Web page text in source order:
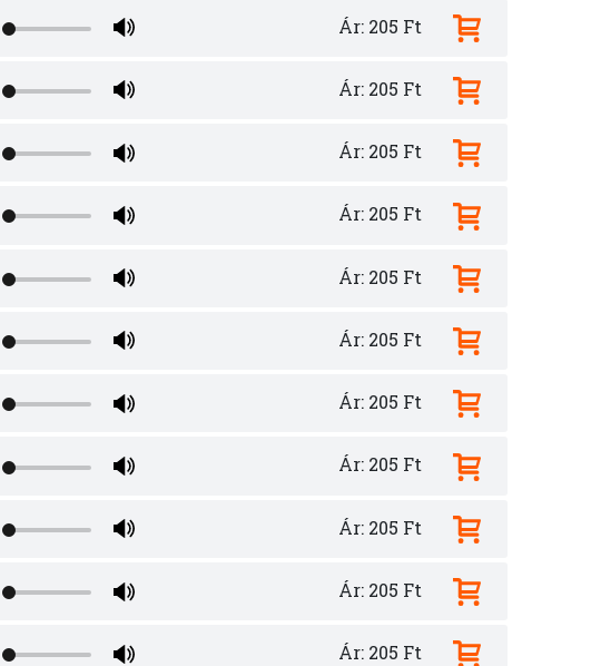
Ár: 205 Ft
Ár: 205 Ft
Ár: 205 Ft
Ár: 205 Ft
Ár: 205 Ft
Ár: 205 Ft
Ár: 205 Ft
Ár: 205 Ft
Ár: 205 Ft
Ár: 205 Ft
Ár: 205 Ft